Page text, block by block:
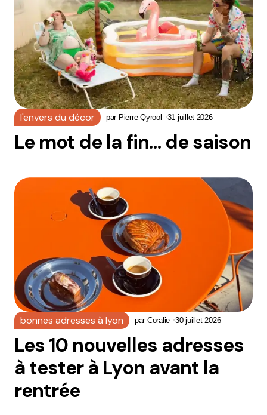
l'envers du décor par Pierre Qyrool 31 juillet 2026
Le mot de la fin… de saison
bonnes adresses à lyon par Coralie 30 juillet 2026
Les 10 nouvelles adresses
à tester à Lyon avant la
rentrée